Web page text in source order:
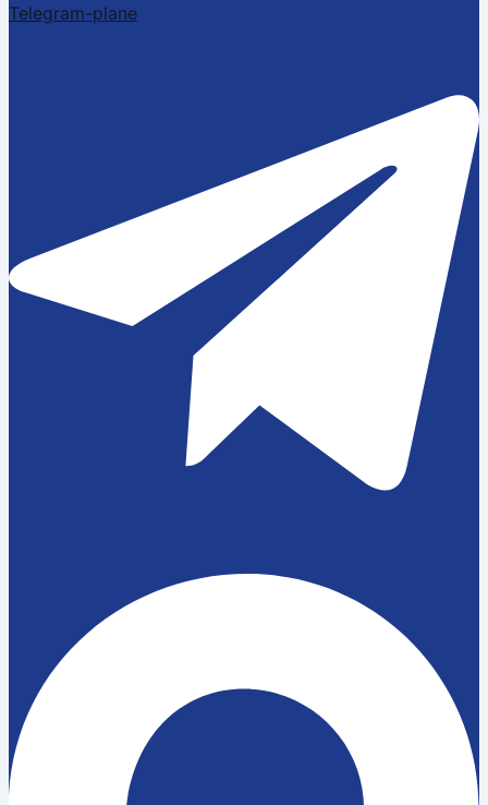
Telegram-plane